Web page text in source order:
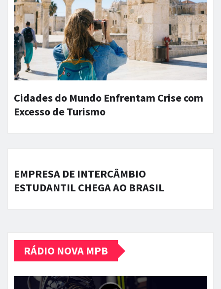
Cidades do Mundo Enfrentam Crise com
Excesso de Turismo
EMPRESA DE INTERCÂMBIO
ESTUDANTIL CHEGA AO BRASIL
RÁDIO NOVA MPB